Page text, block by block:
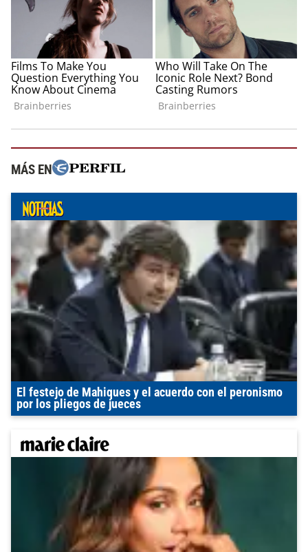
MÁS EN
El festejo de Mahiques y el acuerdo con el peronismo
por los pliegos de jueces